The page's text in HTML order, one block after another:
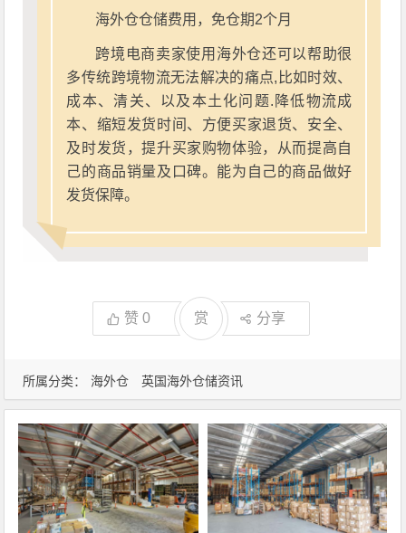
所属分类： 海外仓 英国海外仓储资讯
海外仓仓储费用，免仓期2个月
跨境电商卖家使用海外仓还可以帮助很
多传统跨境物流无法解决的痛点,比如时效、
成本、清关、以及本土化问题.降低物流成
本、缩短发货时间、方便买家退货、安全、
及时发货，提升买家购物体验，从而提高自
己的商品销量及口碑。能为自己的商品做好
发货保障。
赞0 赏 分享